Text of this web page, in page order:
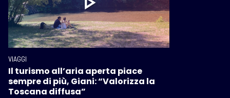
VIAGGI
Il turismo all’aria aperta piace
sempre di più, Giani: “Valorizza la
Toscana diffusa”